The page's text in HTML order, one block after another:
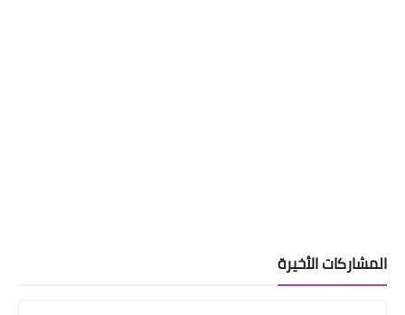
المشاركات الأخيرة